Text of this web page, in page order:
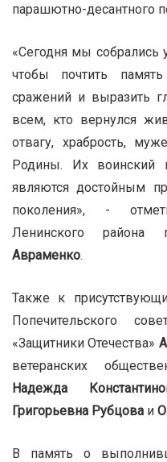
парашютно-десантного
«Сегодня мы собрались
чтобы почтить
сражений и выразить
всем, кто вернулся
отвагу, храбрость,
Родины. Их воинский
являются достойным
поколения», -
Ленинского района
Авраменко.
Также к
Попечительского
«Защитники Отечества»
ветеранских
Надежда
Григорьевна Рубцова и
В память о